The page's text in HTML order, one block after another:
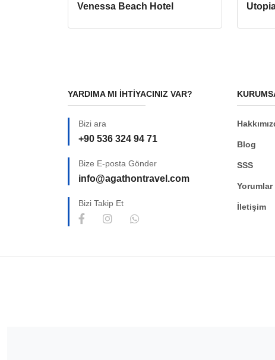
Venessa Beach Hotel
YARDIMA MI IHTIYACINIZ VAR?
Bizi ara
+90 536 324 94 71
Bize E-posta Gönder
info@agathontravel.com
Bizi Takip Et
Blog
SSS
Yorumlar
İletişim